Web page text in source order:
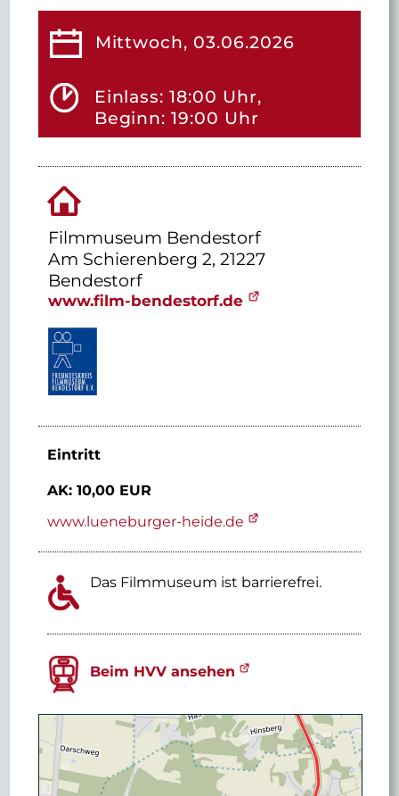
Mittwoch, 03.06.2026
Einlass: 18:00 Uhr,
Beginn: 19:00 Uhr
Filmmuseum Bendestorf
Am Schierenberg 2, 21227
Bendestorf
www.film-bendestorf.de
Eintritt
AK: 10,00 EUR
www.lueneburger-heide.de
Das Filmmuseum ist barrierefrei.
Beim HVV ansehen